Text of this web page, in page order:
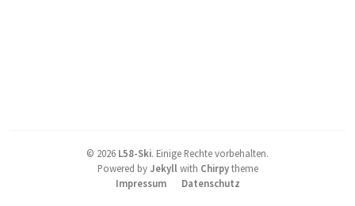
© 2026 L58-Ski. Einige Rechte vorbehalten.
Powered byJekyll with Chirpytheme
Impressum
Datenschutz